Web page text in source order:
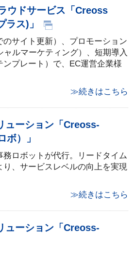
ウドサービス「Creoss
ス)」
のサイト更新）、プロモーション
ャルマーケティング）、短期導入
ンプレート）で、EC運営企業様
≫続きはこちら
ューション「Creoss-
ボ）」
ロボットが代行。リードタイム
り、サービスレベルの向上を実現
≫続きはこちら
ューション「Creoss-